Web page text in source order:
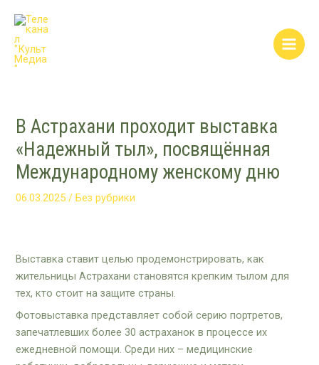
содержимому
В Астрахани проходит выставка
«Надежный тыл», посвящённая
Международному женскому дню
06.03.2025/Без рубрики
Выставка ставит целью продемонстрировать, как
жительницы Астрахани становятся крепким тылом для
тех, кто стоит на защите страны.
Фотовыставка представляет собой серию портретов,
запечатлевших более 30 астраханок в процессе их
ежедневной помощи. Среди них – медицинские
navigation